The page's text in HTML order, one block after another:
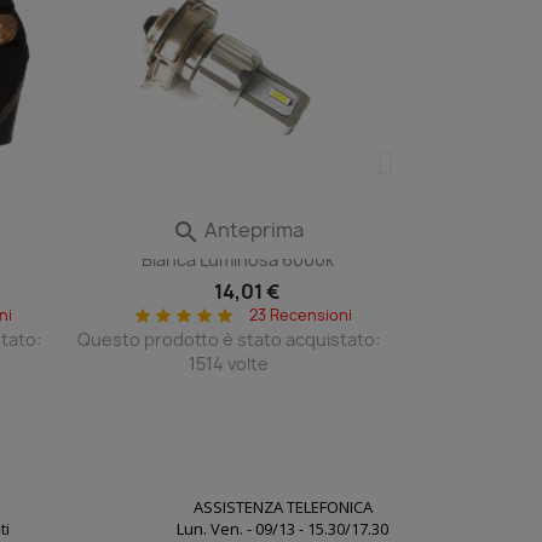
 Anteprima
Lampadina Led P26s Moto Scooter
Bianca Luminosa 6000k
14,01 €
starstarstarstarstar 23 Recensioni
Questo prodotto è stato acquistato:
1514 volte
ASSISTENZA TELEFONICA
Lun. Ven. - 09/13 - 15.30/17.30